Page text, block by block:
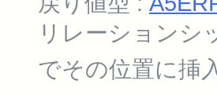
リレーションシ
でその位置に挿